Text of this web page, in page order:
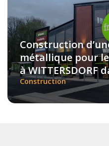
Construction
métallique pour le
à WITTERSDORF
Construction